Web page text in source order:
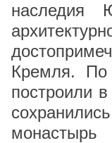
Кремля. По
построили